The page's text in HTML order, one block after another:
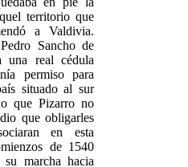
territorio que
a Valdivia.
Sancho de
una real cédula
permiso para
situado al sur
que Pizarro no
que obligarles
en esta
de 1540
marcha hacia